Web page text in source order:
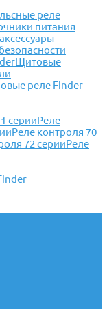
реле
питания
Щитовые
реле Finder
серииРеле
Реле контроля 70
72 серииРеле